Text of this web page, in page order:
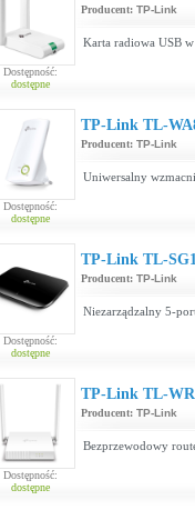
Dostępność:
dostępne
Producent: TP-Link
Karta radiowa USB
Dostępność:
dostępne
TP-Link TL-
Producent: TP-Link
Uniwersalny
Dostępność:
dostępne
TP-Link TL-
Producent: TP-Link
Niezarządzalny 5-
Dostępność:
dostępne
TP-Link TL-
Producent: TP-Link
Bezprzewodowy